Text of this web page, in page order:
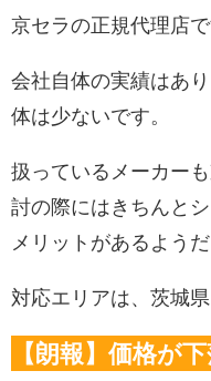
京セラの正規代理店で
会社自体の実績はあ
体は少ないです。
扱っているメーカー
討の際にはきちんと
メリットがあるよう
対応エリアは、茨城県
【朗報】価格が